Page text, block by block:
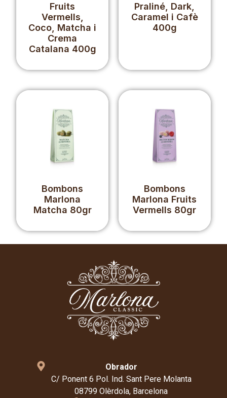
Fruits
Vermells,
Coco, Matcha i
Crema
Catalana 400g
Praliné, Dark,
Caramel i Cafè
400g
Bombons
Marlona
Matcha 80gr
Bombons
Marlona Fruits
Vermells 80gr
Obrador
C/ Ponent 6 Pol. Ind. Sant Pere Molanta
08799 Olèrdola, Barcelona